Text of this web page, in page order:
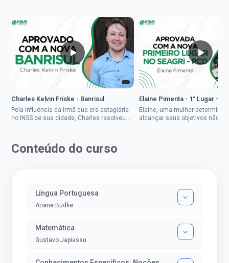
Charles Kelvin Friske - Banrisul
Pela influência da irmã que era estagiária
no INSS de sua cidade, Charles resolveu
Elaine Pimenta - 1° Lugar -
Elaine, uma mulher
alcançar seus objetivos não
Conteúdo do curso
Língua Portuguesa
Ariane Budke
Matemática
Gustavo Japiassu